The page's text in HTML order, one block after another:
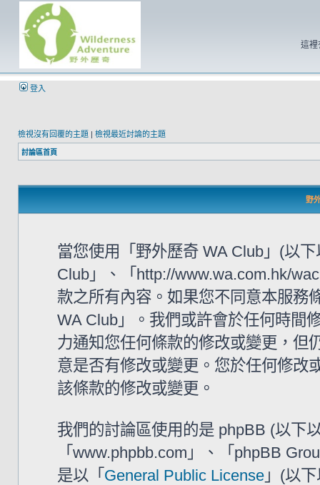
這裡
登入
檢視沒有回覆的主題 | 檢視最近討論的主題
討論區首頁
野
當您使用「野外歷奇 WA Club」(以
Club」、「http://www.wa.com.hk/
款之所有內容。如果您不同意本服務
WA Club」。我們或許會於任何時間
力通知您任何條款的修改或變更，但
意是否有修改或變更。您於任何修改
該條款的修改或變更。
我們的討論區使用的是 phpBB (以下
「www.phpbb.com」、「phpBB
是以「 General Public License 」(以